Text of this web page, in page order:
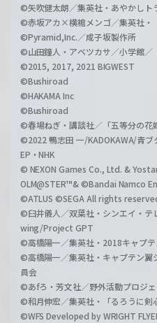
©矢吹健太朗／集英社・あやかしト
©赤坂アカ×横槍メンゴ／集英社・
©Pyramid,Inc.／成子坂製作所
©山田鐘人・アベツカサ／小学館／
©2015, 2017, 2021 BIGWEST
©Bushiroad
©HAKAMA Inc
©Bushiroad
©春場ねぎ・講談社／「五等分の
©2022 鴨志田 一/KADOKAWA/青
EP・NHK
© NEXON Games Co., Ltd. &
OLM@STER™& ©Bandai Namco
©ATLUS ©SEGA All rights
©臼井儀人／双葉社・シンエイ・
wing/Project GPT
©高橋陽一／集英社・2018キャプ
©高橋陽一／集英社・キャプテン翼
員会
©あfろ・芳文社／野外活動プロジ
©和月伸宏／集英社・「るろうに剣
©WFS Developed by WRIGHT